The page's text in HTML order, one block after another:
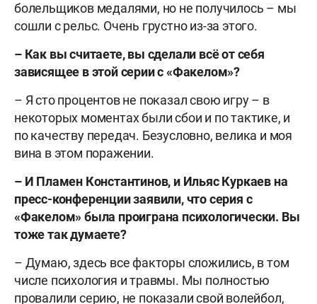
болельщиков медалями, но не получилось – мы
сошли с рельс. Очень грустно из-за этого.
– Как вы считаете, вы сделали всё от себя
зависящее в этой серии с «Факелом»?
– Я сто процентов не показал свою игру – в
некоторых моментах были сбои и по тактике, и
по качеству передач. Безусловно, велика и моя
вина в этом поражении.
– И Пламен Константинов, и Ильяс Куркаев на
пресс-конференции заявили, что серия с
«Факелом» была проиграна психологически. Вы
тоже так думаете?
– Думаю, здесь все факторы сложились, в том
числе психология и травмы. Мы полностью
провалили серию, не показали свой волейбол,